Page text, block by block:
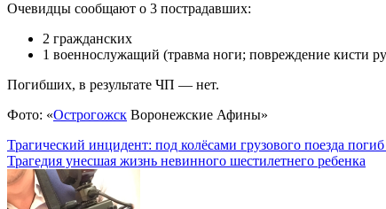
Очевидцы сообщают о 3 пострадавших:
2 гражданских
1 военнослужащий (травма ноги; повреждение кисти
Погибших, в результате ЧП — нет.
Фото: «Острогожск Воронежские Афины»
Навигация
по
записям
Трагический инцидент: под колёсами грузового поезда
Трагедия унесшая жизнь невинного шестилетнего ребенка